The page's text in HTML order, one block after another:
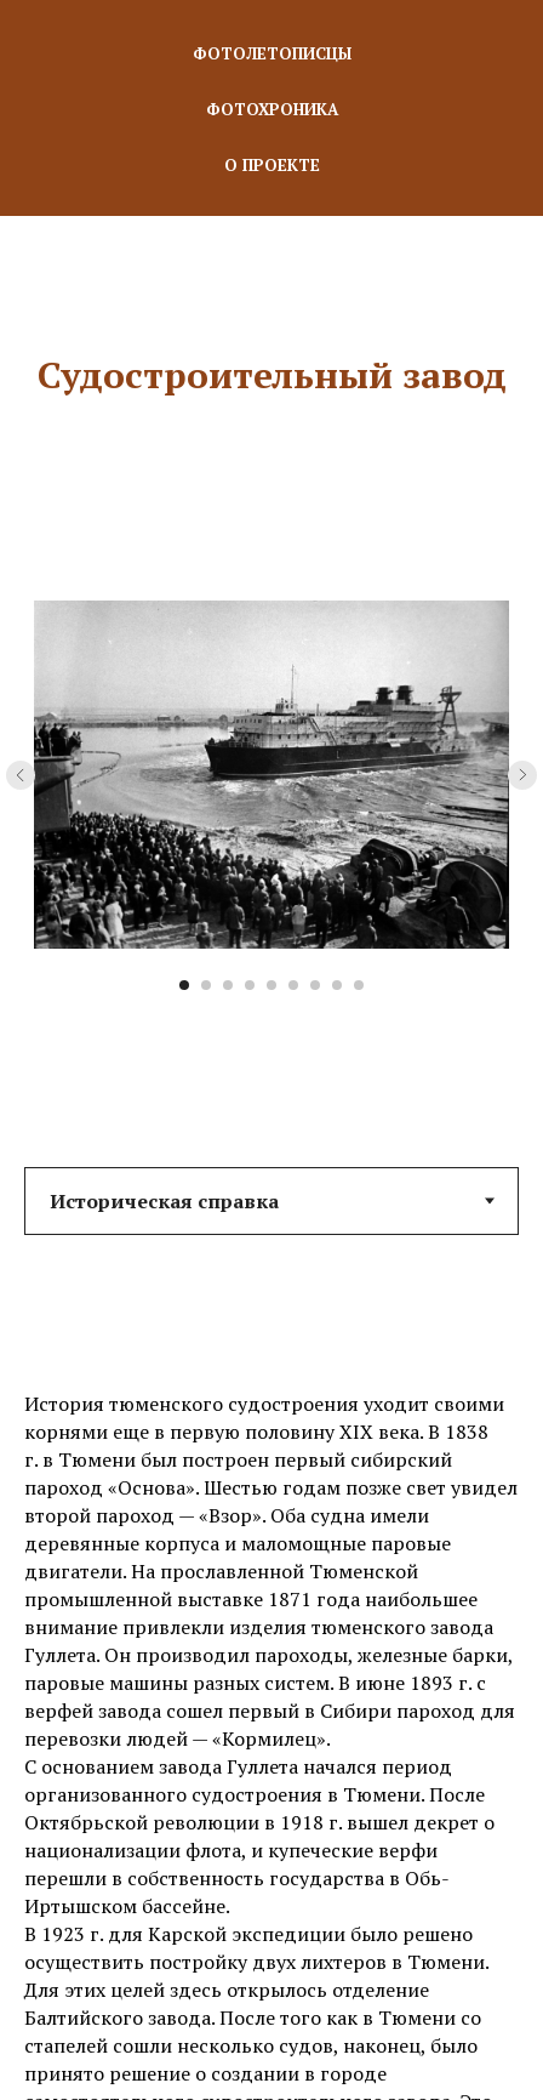
ФОТОЛЕТОПИСЦЫ
ФОТОХРОНИКА
О ПРОЕКТЕ
Судостроительный завод
История тюменского судостроения уходит своими
корнями еще в первую половину XIX века. В 1838
г. в Тюмени был построен первый сибирский
пароход «Основа». Шестью годам позже свет увидел
второй пароход — «Взор». Оба судна имели
деревянные корпуса и маломощные паровые
двигатели. На прославленной Тюменской
промышленной выставке 1871 года наибольшее
внимание привлекли изделия тюменского завода
Гуллета. Он производил пароходы, железные барки,
паровые машины разных систем. В июне 1893 г. с
верфей завода сошел первый в Сибири пароход для
перевозки людей — «Кормилец».
С основанием завода Гуллета начался период
организованного судостроения в Тюмени. После
Октябрьской революции в 1918 г. вышел декрет о
национализации флота, и купеческие верфи
перешли в собственность государства в Обь-
Иртышском бассейне.
В 1923 г. для Карской экспедиции было решено
осуществить постройку двух лихтеров в Тюмени.
Для этих целей здесь открылось отделение
Балтийского завода. После того как в Тюмени со
стапелей сошли несколько судов, наконец, было
принято решение о создании в городе